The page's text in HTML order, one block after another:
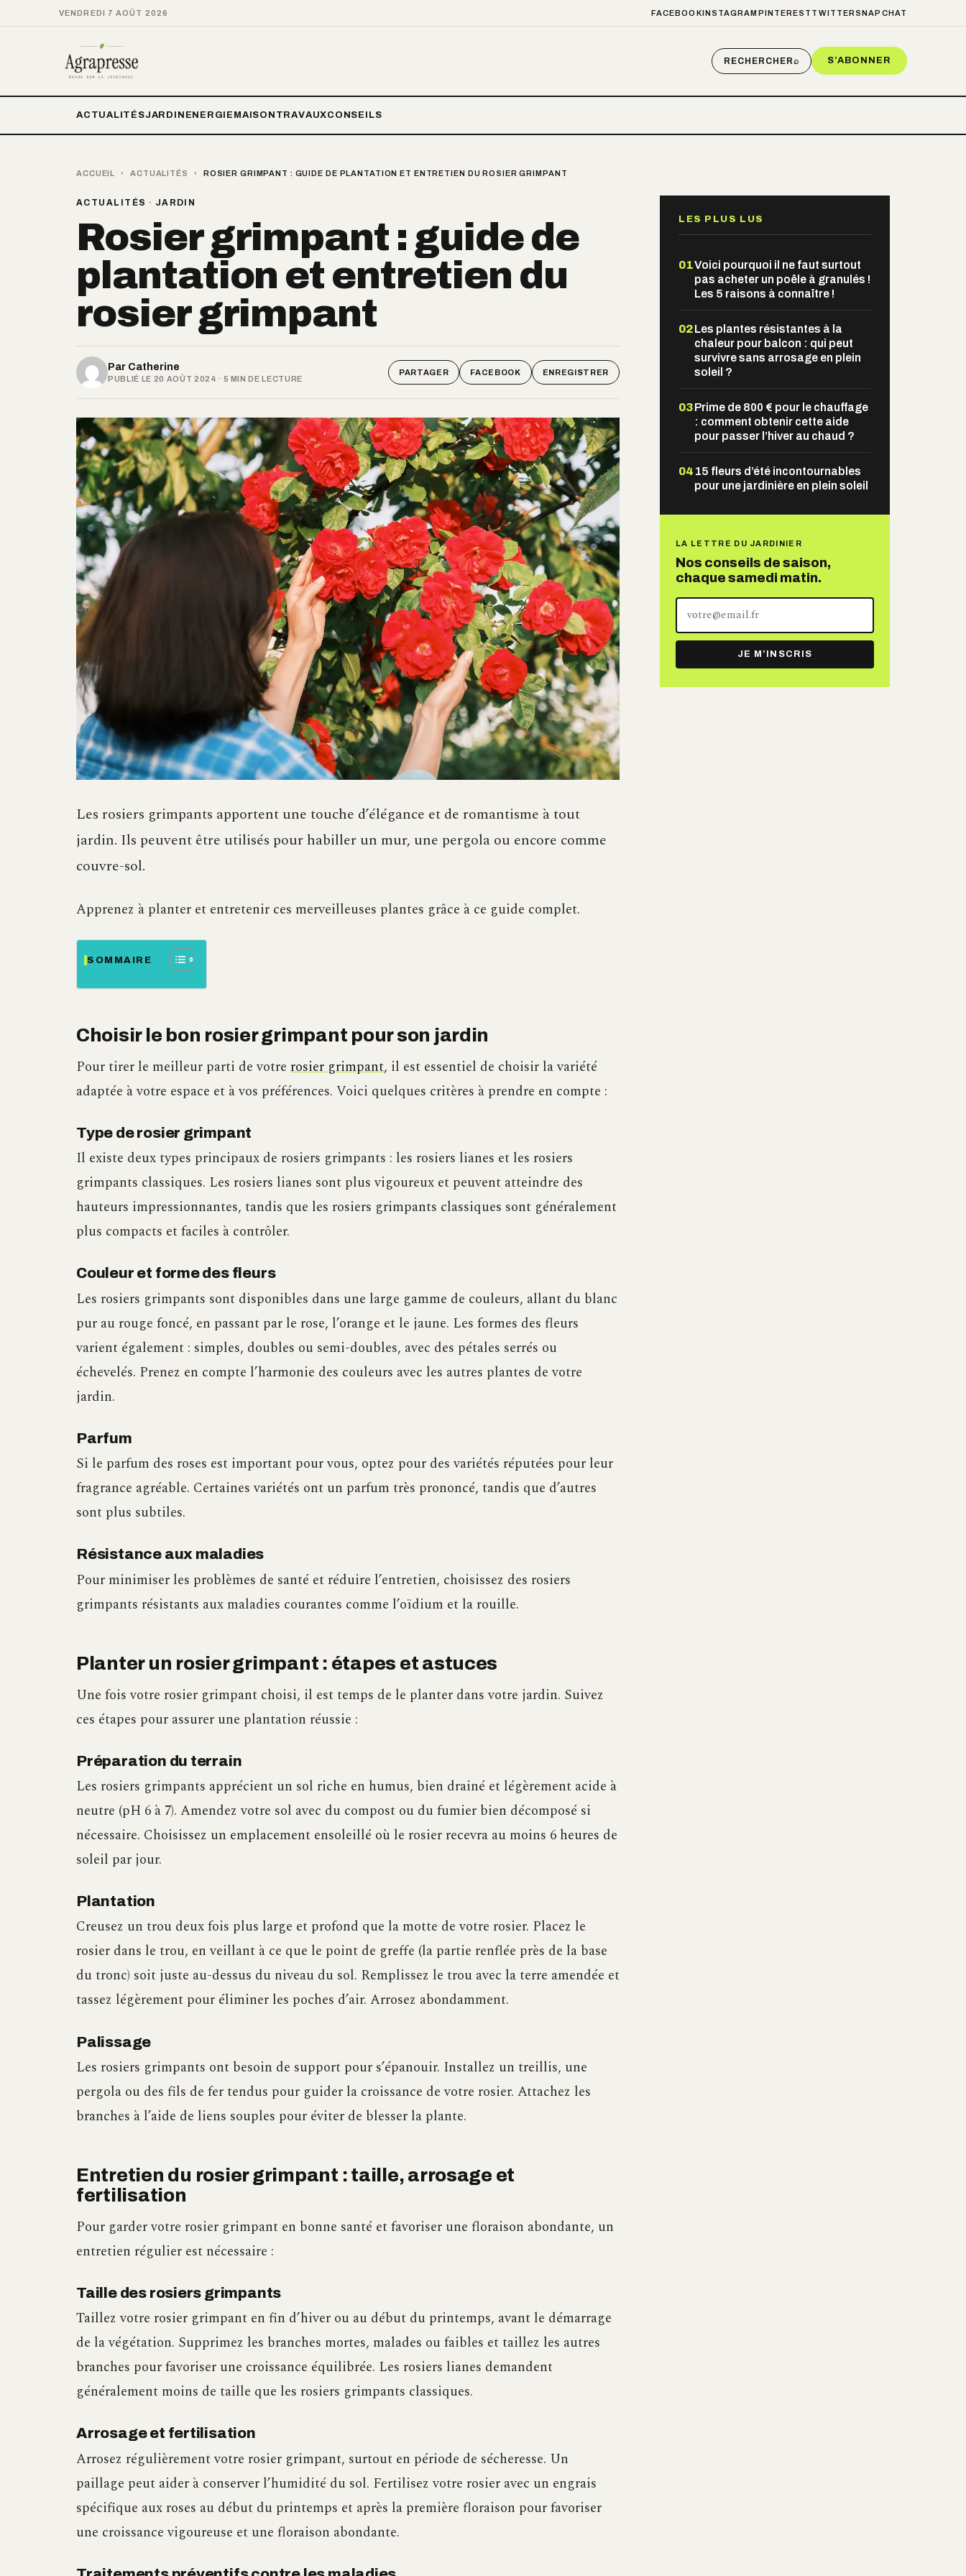
VENDREDI 7 AOÛT 2026 FACEBOOKINSTAGRAM PINTEREST TWITTER SNAPCHAT
RECHERCHER⌕ S’ABONNER
ACTUALITÉSJARDIN ENERGIE MAISON TRAVAUXCONSEILS
ACCUEIL › ACTUALITÉS › ROSIER GRIMPANT : GUIDE DE PLANTATION ET ENTRETIEN DU ROSIER GRIMPANT
ACTUALITÉS · JARDIN
Rosier grimpant : guide de
plantation et entretien du
rosier grimpant
Par Catherine
PUBLIÉ LE 20 AOÛT 2024 · 5 MIN DE LECTURE
PARTAGER FACEBOOK ENREGISTRER
Les rosiers grimpants apportent une touche d’élégance et de romantisme à tout
jardin. Ils peuvent être utilisés pour habiller un mur, une pergola ou encore comme
couvre-sol.
Apprenez à planter et entretenir ces merveilleuses plantes grâce à ce guide complet.
SOMMAIRE
Choisir le bon rosier grimpant pour son jardin
Pour tirer le meilleur parti de votre rosier grimpant, il est essentiel de choisir la variété
adaptée à votre espace et à vos préférences. Voici quelques critères à prendre en compte :
Type de rosier grimpant
Il existe deux types principaux de rosiers grimpants : les rosiers lianes et les rosiers
grimpants classiques. Les rosiers lianes sont plus vigoureux et peuvent atteindre des
hauteurs impressionnantes, tandis que les rosiers grimpants classiques sont généralement
plus compacts et faciles à contrôler.
Couleur et forme des fleurs
Les rosiers grimpants sont disponibles dans une large gamme de couleurs, allant du blanc
pur au rouge foncé, en passant par le rose, l’orange et le jaune. Les formes des fleurs
varient également : simples, doubles ou semi-doubles, avec des pétales serrés ou
échevelés. Prenez en compte l’harmonie des couleurs avec les autres plantes de votre
jardin.
Parfum
Si le parfum des roses est important pour vous, optez pour des variétés réputées pour leur
fragrance agréable. Certaines variétés ont un parfum très prononcé, tandis que d’autres
sont plus subtiles.
Résistance aux maladies
Pour minimiser les problèmes de santé et réduire l’entretien, choisissez des rosiers
grimpants résistants aux maladies courantes comme l’oïdium et la rouille.
Planter un rosier grimpant : étapes et astuces
Une fois votre rosier grimpant choisi, il est temps de le planter dans votre jardin. Suivez
ces étapes pour assurer une plantation réussie :
Préparation du terrain
Les rosiers grimpants apprécient un sol riche en humus, bien drainé et légèrement acide à
neutre (pH 6 à 7). Amendez votre sol avec du compost ou du fumier bien décomposé si
nécessaire. Choisissez un emplacement ensoleillé où le rosier recevra au moins 6 heures de
soleil par jour.
Plantation
Creusez un trou deux fois plus large et profond que la motte de votre rosier. Placez le
rosier dans le trou, en veillant à ce que le point de greffe (la partie renflée près de la base
du tronc) soit juste au-dessus du niveau du sol. Remplissez le trou avec la terre amendée et
tassez légèrement pour éliminer les poches d’air. Arrosez abondamment.
Palissage
Les rosiers grimpants ont besoin de support pour s’épanouir. Installez un treillis, une
pergola ou des fils de fer tendus pour guider la croissance de votre rosier. Attachez les
branches à l’aide de liens souples pour éviter de blesser la plante.
Entretien du rosier grimpant : taille, arrosage et
fertilisation
Pour garder votre rosier grimpant en bonne santé et favoriser une floraison abondante, un
entretien régulier est nécessaire :
Taille des rosiers grimpants
Taillez votre rosier grimpant en fin d’hiver ou au début du printemps, avant le démarrage
de la végétation. Supprimez les branches mortes, malades ou faibles et taillez les autres
branches pour favoriser une croissance équilibrée. Les rosiers lianes demandent
généralement moins de taille que les rosiers grimpants classiques.
Arrosage et fertilisation
Arrosez régulièrement votre rosier grimpant, surtout en période de sécheresse. Un
paillage peut aider à conserver l’humidité du sol. Fertilisez votre rosier avec un engrais
spécifique aux roses au début du printemps et après la première floraison pour favoriser
une croissance vigoureuse et une floraison abondante.
LES PLUS LUS
01Voici pourquoi il ne faut surtout
pas acheter un poêle à granulés !
Les 5 raisons à connaître !
02Les plantes résistantes à la
chaleur pour balcon : qui peut
survivre sans arrosage en plein
soleil ?
03Prime de 800 € pour le chauffage
: comment obtenir cette aide
pour passer l’hiver au chaud ?
04 15 fleurs d’été incontournables
pour une jardinière en plein soleil
LA LETTRE DU JARDINIER
Nos conseils de saison,
chaque samedi matin.
adresse
mail
JE M’INSCRIS